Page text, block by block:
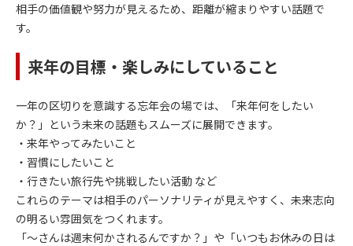
相手の価値観や努力が見えるため、距離が縮まりやすい話題で
す。
来年の目標・楽しみにしていること
一年の区切りを意識する忘年会の場では、「来年何をしたい
か？」という未来の話題もスムーズに展開できます。
・来年やってみたいこと
・習慣にしたいこと
・行きたい旅行先や挑戦したい活動 など
これらのテーマは相手のパーソナリティが見えやすく、未来志向
の明るい雰囲気をつくれます。
「～さんは週末何かされるんですか？」や「いつもお休みの日は